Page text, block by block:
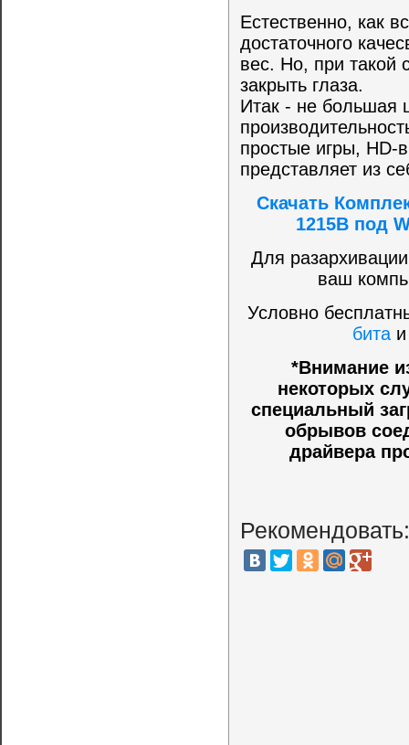
Естественно, как
достаточного
вес. Но, при такой
закрыть глаза.
Итак - не большая
простые игры, HD-
представляет из
Скачать
1215B под
Для
ваш
Условно
бита
*Внимание
некоторых
специальный
обрывов
драйвера